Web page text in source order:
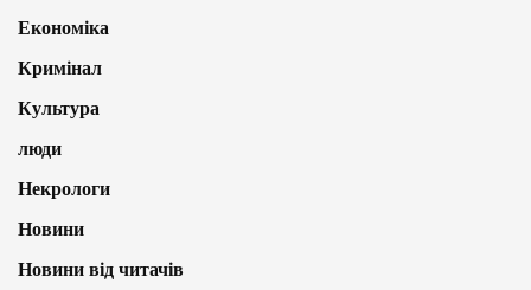
Економіка
Кримінал
Культура
люди
Некрологи
Новини
Новини від читачів